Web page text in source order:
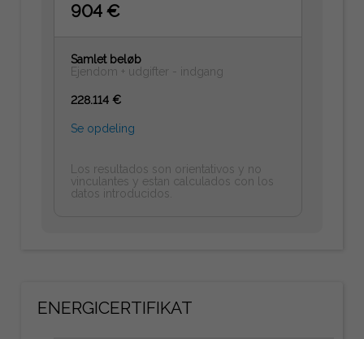
904 €
Samlet beløb
Ejendom + udgifter - indgang
228.114 €
Se opdeling
Los resultados son orientativos y no
vinculantes y estan calculados con los
datos introducidos.
ENERGICERTIFIKAT